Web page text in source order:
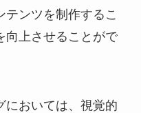
ンツを制作するこ
向上させることがで
においては、視覚的